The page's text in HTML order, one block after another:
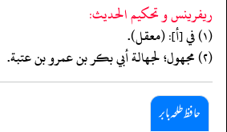
ريفرينس و تحكيم الحدیث:
(١) في [أ]: (معقل).
(٢) مجهول؛ لجهالة أبي بكر بن عمرو بن عتبة.
حافظ طلحہ بابر